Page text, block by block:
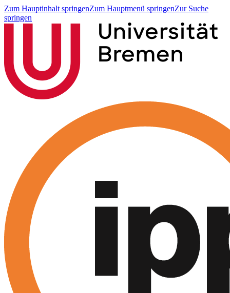
Zum Hauptinhalt springenZum Hauptmenü springenZur Suche
springen